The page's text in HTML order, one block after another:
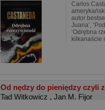
Carlos
autor
Juana’,
‘Odrębna
kilkanaście
Od nędzy do pieniędzy czyli
Tad Witkowicz , Jan M. Fijor